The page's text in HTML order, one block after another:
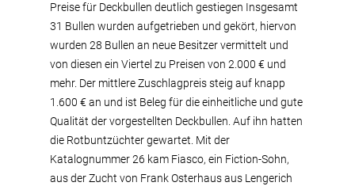
Preise für Deckbullen deutlich gestiegen Insgesamt
31 Bullen wurden aufgetrieben und gekört, hiervon
wurden 28 Bullen an neue Besitzer vermittelt und
von diesen ein Viertel zu Preisen von 2.000 € und
mehr. Der mittlere Zuschlagpreis steig auf knapp
1.600 € an und ist Beleg für die einheitliche und gute
Qualität der vorgestellten Deckbullen. Auf ihn hatten
die Rotbuntzüchter gewartet. Mit der
Katalognummer 26 kam Fiasco, ein Fiction-Sohn,
aus der Zucht von Frank Osterhaus aus Lengerich